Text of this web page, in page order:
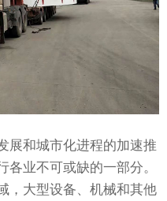
展和城市化进程的加速推
业不可或缺的一部分。
，大型设备、机械和其他